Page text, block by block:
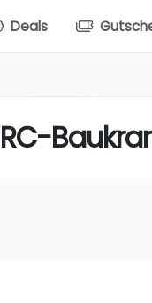
Deals
RC-